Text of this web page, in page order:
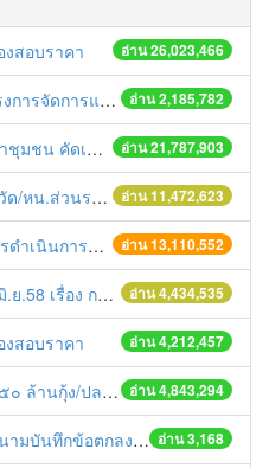
อ่าน 26,023,466
สอบราคา
อ่าน 2,185,782
าขยะ สัปดาห์ที่ 9/2558
อ่าน 21,787,903
นาชุมชนใสสะอาด ประจำปี ๒๕๕๔
อ่าน 11,472,623
เดือน มิถุนายน 2558
อ่าน 13,110,552
ราชการแบบบูรณาการ
อ่าน 4,434,535
หาหนี้สินให้แก่เกษตรกร
อ่าน 4,212,457
สอบราคา
อ่าน 4,843,294
วิตใหม่ให้เจ้าพระยา
อ่าน 3,168
กษ์ การป้องกันและปราบปรามการตัดไม้ทำลายป่า